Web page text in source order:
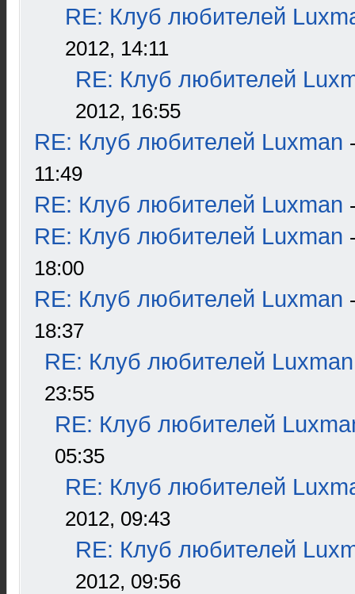
RE: Клуб любителей
2012, 14:11
RE: Клуб любителей
2012, 16:55
RE: Клуб любителей Luxman
11:49
RE: Клуб любителей Luxman
RE: Клуб любителей Luxman
18:00
RE: Клуб любителей Luxman
18:37
RE: Клуб любителей Luxman
23:55
RE: Клуб любителей
05:35
RE: Клуб любителей
2012, 09:43
RE: Клуб любителей
2012, 09:56